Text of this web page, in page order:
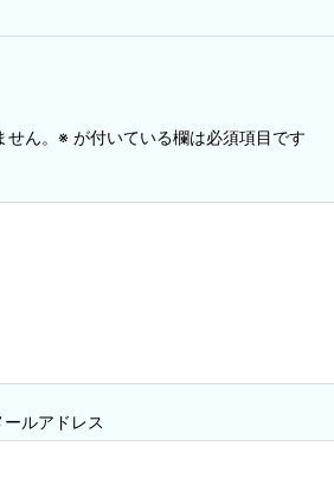
ん。 ※ が付いている欄は必須項目です
ールアドレス